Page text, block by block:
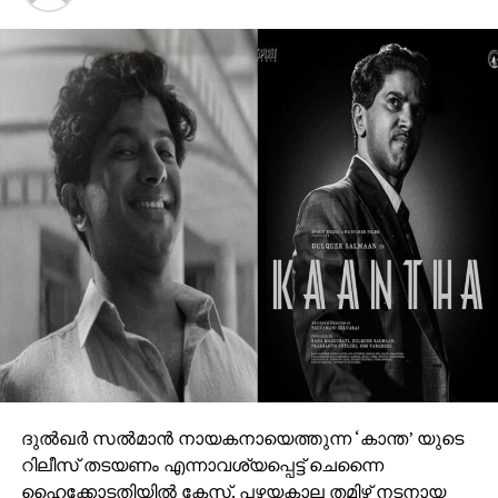
എന്നാണ് ചിത്രത്തിന്റെ ഓരോ അപ്‌ഡേറ്റുകളും
നൽകുന്ന സൂചന. സെൻസറിങ് പൂർത്തിയാക്കിയ
ചിത്രത്തിന് U/A 16+ സർട്ടിഫിക്കറ്റ് ആണ് ലഭിച്ചത്.
ഒരിടവേളക്ക് ശേഷം മമ്മൂട്ടിയെ ബിഗ് സ്‌ക്രീനിൽ
വരവേൽക്കാനുള്ള ആവേശത്തിലാണ് ആരാധകരും
സിനിമാ പ്രേമികളും. വലിയ പ്രതീക്ഷയും
ആകാംഷയുമാണ് ചിത്രത്തെ കുറിച്ച്
പ്രേക്ഷകർക്കുള്ളത്.
എക്സിക്യൂട്ടീവ് പ്രൊഡ്യൂസർ – ജോർജ്
സെബാസ്റ്റ്യൻ, ഛായാഗ്രഹണം- ഫൈസൽ അലി,
സംഗീതം – മുജീബ് മജീദ്, എഡിറ്റർ – പ്രവീൺ പ്രഭാകർ,
ലൈൻ പ്രൊഡ്യൂസർ- സുനിൽ സിംഗ്, പ്രൊഡക്ഷൻ
കൺട്രോളർ- അരോമ മോഹൻ, പ്രൊഡക്ഷൻ
ഡിസൈനർ- ഷാജി നടുവിൽ, ഫൈനൽ മിക്സ് – എം
ബോസ്, മേക്കപ്പ്- അമൽ ചന്ദ്രൻ, ജോർജ്
സെബാസ്റ്റ്യൻ, വസ്ത്രാലങ്കാരം- അഭിജിത്ത് സി,
ദുല്‍ഖര്‍ സല്‍മാന്‍ നായകനായെത്തുന്ന ‘കാന്ത’ യുടെ
റിലീസ് തടയണം എന്നാവശ്യപ്പെട്ട് ചെന്നൈ
ഹൈക്കോടതിയില്‍ കേസ്. പഴയകാല തമിഴ് നടനായ